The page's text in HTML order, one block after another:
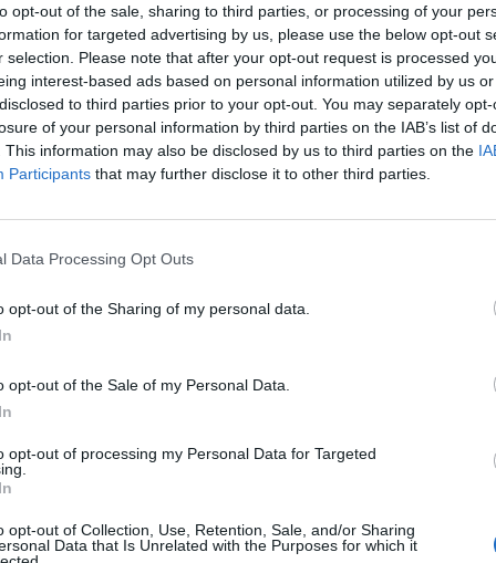
opt-out of the sale, sharing to third parties, or processing of your
for targeted advertising by us, please use the below opt-out
selection. Please note that after your opt-out request is processed
interest-based ads based on personal information utilized by us
to third parties prior to your opt-out. You may separately
of your personal information by third parties on the IAB’s list of
This information may also be disclosed by us to third parties on the
Participants that may further disclose it to other third parties.
Data Processing Opt Outs
opt-out of the Sharing of my personal data.
opt-out of the Sale of my Personal Data.
opt-out of processing my Personal Data for Targeted
opt-out of Collection, Use, Retention, Sale, and/or Sharing
Data that Is Unrelated with the Purposes for which it
per un esterno del Club
Tzolis. L’obiettivo principale per sostituire Leandro Trossard
Alvarez dice no al ritorno in
per rinforzare il proprio attacco. Negli ultimi giorni i
con l’intenzione di anticipare la concorrenza e convincere
Besiktas di Italiano a un